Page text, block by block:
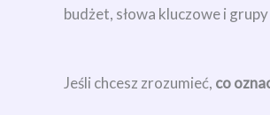
budżet, słowa kluczowe i
Jeśli chcesz zrozumieć, co